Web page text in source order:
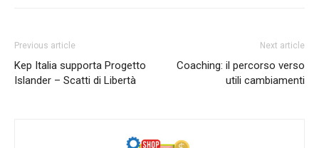
Previous article
Kep Italia supporta Progetto
Islander – Scatti di Libertà
Next article
Coaching: il percorso verso
utili cambiamenti